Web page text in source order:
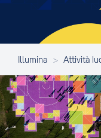
Illumina > Attività